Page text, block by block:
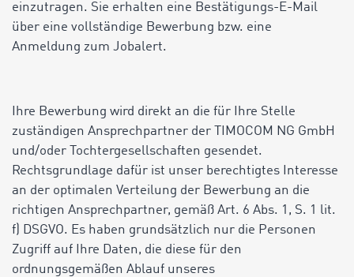
einzutragen. Sie erhalten eine Bestätigungs-E-Mail
über eine vollständige Bewerbung bzw. eine
Anmeldung zum Jobalert.
Ihre Bewerbung wird direkt an die für Ihre Stelle
zuständigen Ansprechpartner der TIMOCOM NG GmbH
und/oder Tochtergesellschaften gesendet.
Rechtsgrundlage dafür ist unser berechtigtes Interesse
an der optimalen Verteilung der Bewerbung an die
richtigen Ansprechpartner, gemäß Art. 6 Abs. 1, S. 1 lit.
f) DSGVO. Es haben grundsätzlich nur die Personen
Zugriff auf Ihre Daten, die diese für den
ordnungsgemäßen Ablauf unseres